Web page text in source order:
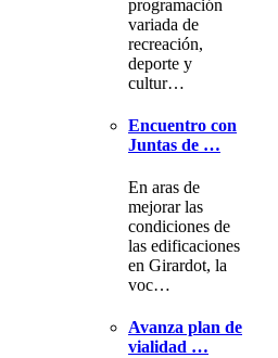
programación
variada de
recreación,
deporte y
cultur…
Encuentro con
Juntas de …
En aras de
mejorar las
condiciones de
las edificaciones
en Girardot, la
voc…
Avanza plan de
vialidad …